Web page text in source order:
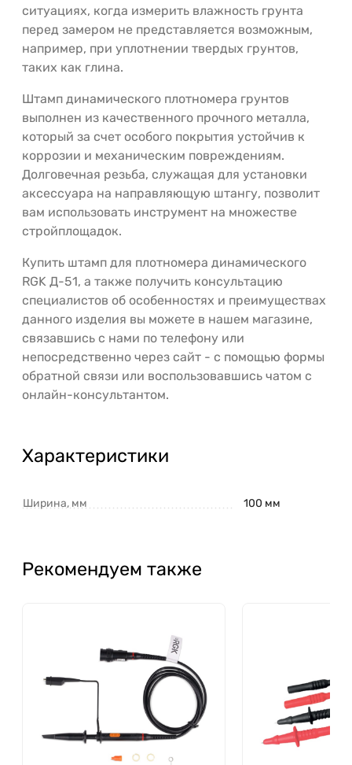
ситуациях, когда измерить влажность грунта
перед замером не представляется возможным,
например, при уплотнении твердых грунтов,
таких как глина.
Штамп динамического плотномера грунтов
выполнен из качественного прочного металла,
который за счет особого покрытия устойчив к
коррозии и механическим повреждениям.
Долговечная резьба, служащая для установки
аксессуара на направляющую штангу, позволит
вам использовать инструмент на множестве
стройплощадок.
Купить штамп для плотномера динамического
RGK Д-51, а также получить консультацию
специалистов об особенностях и преимуществах
данного изделия вы можете в нашем магазине,
связавшись с нами по телефону или
непосредственно через сайт - с помощью формы
обратной связи или воспользовавшись чатом с
онлайн-консультантом.
Характеристики
Ширина, мм 100 мм
Рекомендуем также